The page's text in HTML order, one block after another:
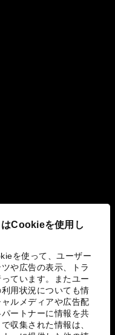
Cookieを使用し
を使って、ユーザー
や広告の表示、トラ
ています。またユー
用状況についても情
ルメディアや広告配
ートナーに情報を共
収集された情報は、